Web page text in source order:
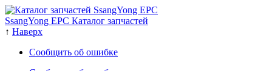
SsangYong EPC Каталог запчастей
↑ Наверх
Сообщить об ошибке